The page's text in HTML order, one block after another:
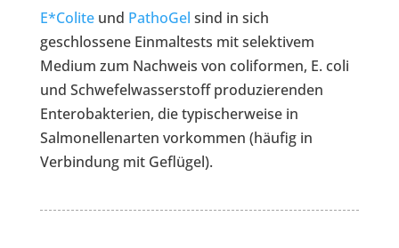
E*Coliteund PathoGel sind in sich
geschlossene Einmaltests mit selektivem
Medium zum Nachweis von coliformen, E. coli
und Schwefelwasserstoff produzierenden
Enterobakterien, die typischerweise in
Salmonellenarten vorkommen (häufig in
Verbindung mit Geflügel).